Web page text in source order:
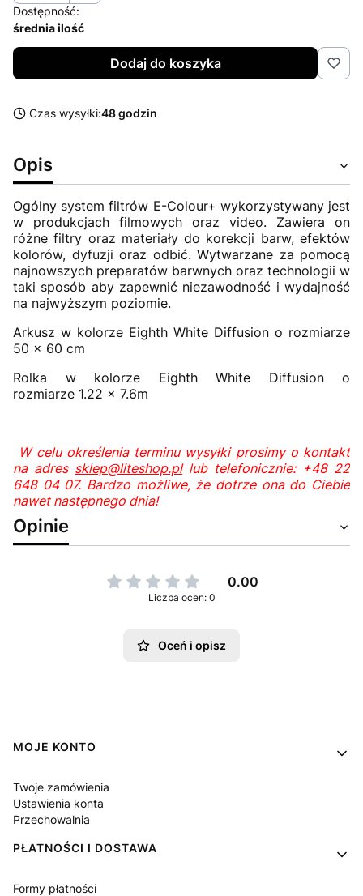
Dostępność:
średnia ilość
Dodaj do koszyka
Czas wysyłki:48 godzin
Opis
Ogólny system filtrów E-Colour+ wykorzystywany jest
w produkcjach filmowych oraz video. Zawiera on
różne filtry oraz materiały do korekcji barw, efektów
kolorów, dyfuzji oraz odbić. Wytwarzane za pomocą
najnowszych preparatów barwnych oraz technologii w
taki sposób aby zapewnić niezawodność i wydajność
na najwyższym poziomie.
Arkusz w kolorze Eighth White Diffusion o rozmiarze
50 x 60 cm
Rolka w kolorze Eighth White Diffusion o
rozmiarze 1.22 x 7.6m
W celu określenia terminu wysyłki prosimy o kontakt
na adres sklep@liteshop.pllub telefonicznie: +48 22
648 04 07. Bardzo możliwe, że dotrze ona do Ciebie
nawet następnego dnia!
Opinie
0.00
Liczba ocen: 0
Oceń i opisz
Linki w stopce
MOJE KONTO
Twoje zamówienia
Ustawienia konta
Przechowalnia
PŁATNOŚCI I DOSTAWA
Formy płatności